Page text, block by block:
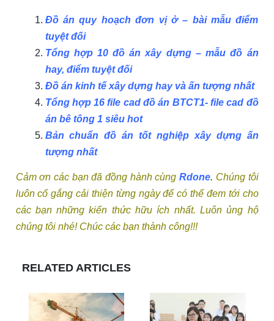
Đồ án quy hoạch đơn vị ở – bài mẫu điểm
tuyệt đối
Tổng hợp 10 đồ án xây dựng – mẫu đồ án
hay, điểm tuyệt đối
Đồ án kinh tế xây dựng hay và ấn tượng nhất
Tổng hợp 16 file cad đồ án BTCT1- file cad đồ
án bê tông 1 siêu hot
Bản chuẩn đồ án tốt nghiệp xây dựng ấn
tượng nhất
Cảm ơn các bạn đã đồng hành cùng Rdone. Chúng tôi
luôn cố gắng cải thiện từng ngày để có thể đem tới cho
các bạn những kiến thức hữu ích nhất. Luôn ủng hộ
chúng tôi nhé! Chúc các bạn thành công!!!
RELATED ARTICLES